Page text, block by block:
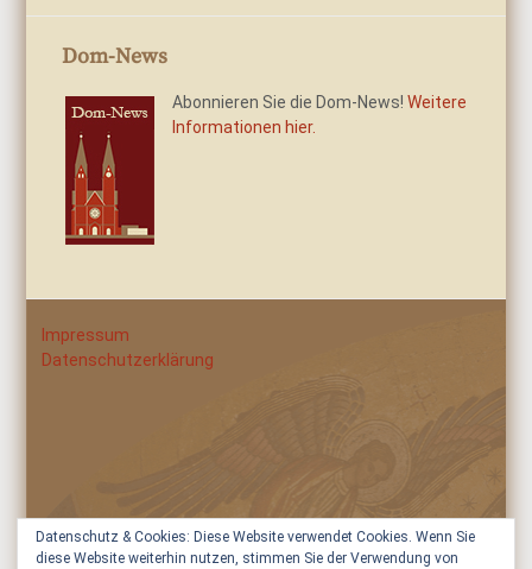
Dom-News
Abonnieren Sie die Dom-News!Weitere
Informationen hier.
Impressum
Datenschutzerklärung
Datenschutz & Cookies: Diese Website verwendet Cookies. Wenn Sie
diese Website weiterhin nutzen, stimmen Sie der Verwendung von